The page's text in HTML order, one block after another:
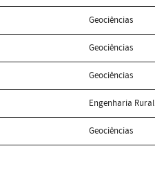
Geociências
Geociências
Geociências
Engenharia Rural
Geociências